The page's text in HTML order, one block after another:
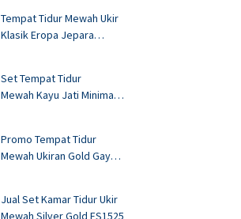
Tempat Tidur Mewah Ukir
Klasik Eropa Jepara
Set Tempat Tidur
Mewah Kayu Jati Minimalis
Promo Tempat Tidur
Mewah Ukiran Gold Gaya
Jual Set Kamar Tidur Ukir
Mewah Silver Gold FS1525